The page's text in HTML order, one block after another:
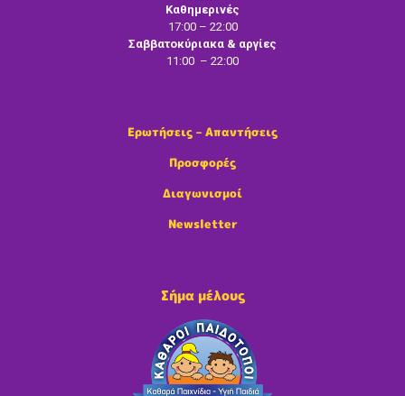
Καθημερινές
17:00 – 22:00
Σαββατοκύριακα & αργίες
11:00 – 22:00
Ερωτήσεις – Απαντήσεις
Προσφορές
Διαγωνισμοί
Newsletter
Σήμα μέλους